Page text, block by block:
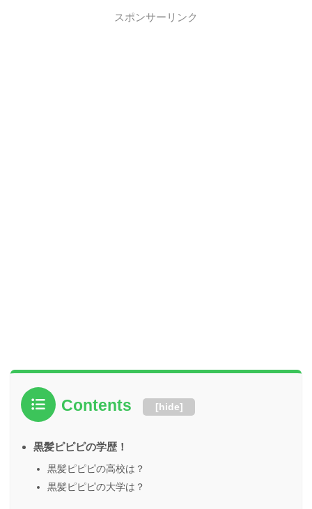
スポンサーリンク
Contents [hide]
黒髪ピピピの学歴！
黒髪ピピピの高校は？
黒髪ピピピの大学は？